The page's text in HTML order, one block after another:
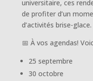
universitaire, ces
de profiter d’un
d’activités brise-glace.
📅 À vos agendas!
25 septembre
30 octobre